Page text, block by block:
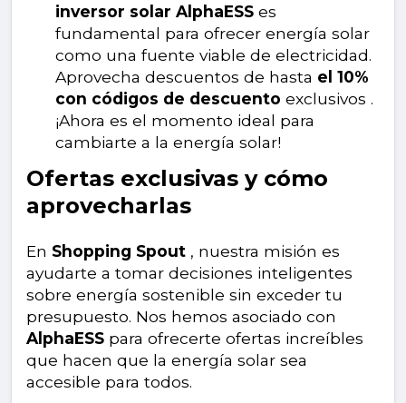
inversor solar AlphaESS es
fundamental para ofrecer energía solar
como una fuente viable de electricidad.
Aprovecha descuentos de hasta el 10%
con códigos de descuento exclusivos .
¡Ahora es el momento ideal para
cambiarte a la energía solar!
Ofertas exclusivas y cómo
aprovecharlas
En Shopping Spout , nuestra misión es
ayudarte a tomar decisiones inteligentes
sobre energía sostenible sin exceder tu
presupuesto. Nos hemos asociado con
AlphaESS para ofrecerte ofertas increíbles
que hacen que la energía solar sea
accesible para todos.